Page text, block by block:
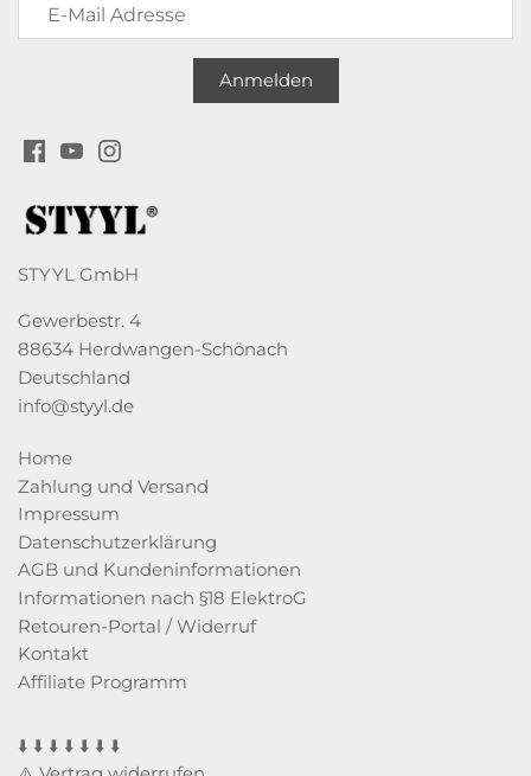
STYYL GmbH
Gewerbestr. 4
88634 Herdwangen-Schönach
Deutschland
info@styyl.de
Home
Zahlung und Versand
Impressum
Datenschutzerklärung
AGB und Kundeninformationen
Informationen nach §18 ElektroG
Retouren-Portal / Widerruf
Kontakt
Affiliate Programm
⬇️ ⬇️ ⬇️ ⬇️ ⬇️ ⬇️ ⬇️